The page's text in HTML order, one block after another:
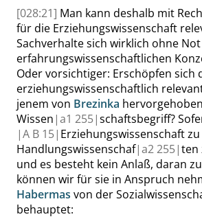
[028:21] Man kann deshalb mit
für die Erziehungswissenschaft
Sachverhalte sich wirklich ohne
erfahrungswissenschaftlichen
Oder vorsichtiger: Erschöpfen sich
erziehungswissenschaftlich
jenem von Brezinka
Wissen |a1 255|schaftsbegriff?
|A B 15| Erziehungswissenschaft
Handlungswissenschaf|a2255|ten
und es besteht kein Anlaß, daran
können wir für sie in Anspruch
Habermas von der
behauptet: